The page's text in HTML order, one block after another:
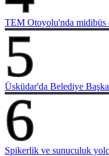
TEM Otoyolu'nda midibüs
5
Üsküdar'da Belediye
6
Spikerlik ve sunuculuk